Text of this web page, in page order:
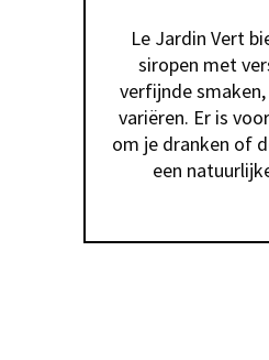
Le Jardin Vert
siropen met
verfijnde
variëren. Er is
om je dranken of
een